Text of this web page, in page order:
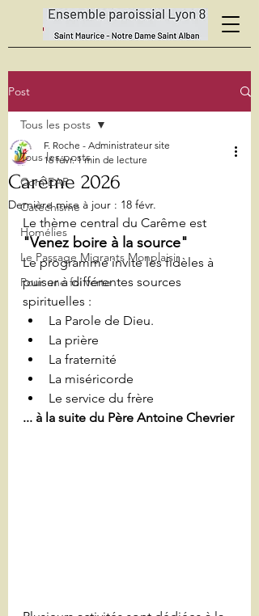
Post
Tous les posts
Com'EAP
Catéchisme
Homélies
Le Passage Migrants Monplaisir
Pour une foi verte
Tous les posts
Carême 2026
F. Roche - Administrateur site
16 févr. 1 min de lecture
Dernière mise à jour : 18 févr.
Le thème central du Carême est
"Venez boire à la source"
Le programme invite les fidèles à
puiser à différentes sources
spirituelles :
La Parole de Dieu.
La prière
La fraternité
La miséricorde
Le service du frère
... à la suite du Père Antoine Chevrier